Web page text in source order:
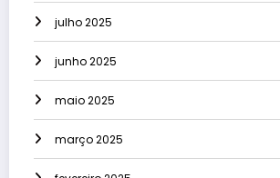
julho 2025
junho 2025
maio 2025
março 2025